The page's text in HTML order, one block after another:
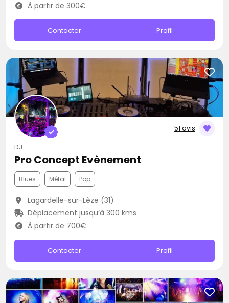
À partir de 300€
Contacter Profil
51 avis
DJ
Pro Concept Evènement
Blues Métal Pop
Lagardelle-sur-Lèze (31)
Déplacement jusqu’à 300 kms
À partir de 700€
Contacter Profil